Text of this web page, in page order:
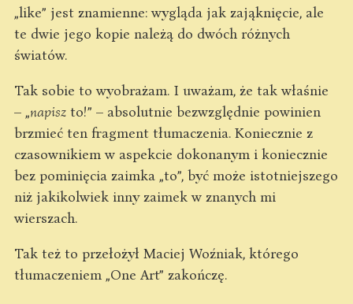
„like” jest znamienne: wygląda jak zająknięcie, ale
te dwie jego kopie należą do dwóch różnych
światów.
Tak sobie to wyobrażam. I uważam, że tak właśnie
– „napisz to!” – absolutnie bezwzględnie powinien
brzmieć ten fragment tłumaczenia. Koniecznie z
czasownikiem w aspekcie dokonanym i koniecznie
bez pominięcia zaimka „to”, być może istotniejszego
niż jakikolwiek inny zaimek w znanych mi
wierszach.
Tak też to przełożył Maciej Woźniak, którego
tłumaczeniem „One Art” zakończę.